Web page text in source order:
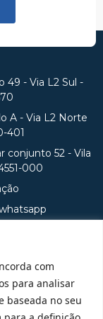
com
para analisar
baseada no seu
49 - Via L2 Sul -
A - Via L2 Norte
401
conjunto 52 - Vila
000
no Sistema e-